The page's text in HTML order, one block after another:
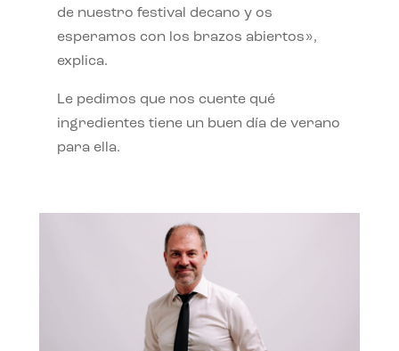
de nuestro festival decano y os
esperamos con los brazos abiertos»,
explica.
Le pedimos que nos cuente qué
ingredientes tiene un buen día de verano
para ella.